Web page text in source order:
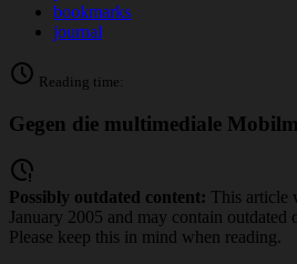
bookmarks
journal
Reading time:
Gegen die multimediale
Possibly outdated content: This article
January 2005 and may contain outdated
Please keep this in mind when reading.